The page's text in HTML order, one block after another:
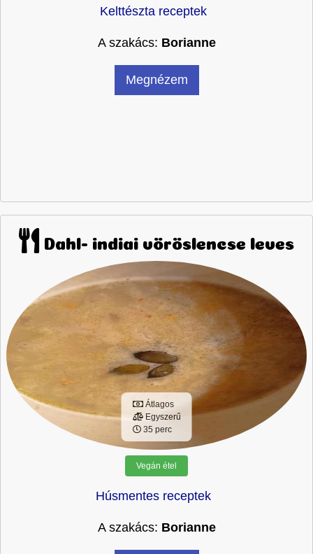
Kelttészta receptek
A szakács: Borianne
Megnézem
Dahl- indiai vöröslencse leves
Átlagos
Egyszerű
35 perc
Vegán étel
Húsmentes receptek
A szakács: Borianne